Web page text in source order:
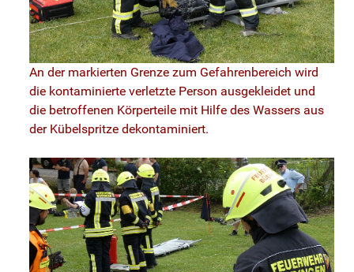
An der markierten Grenze zum Gefahrenbereich wird
die kontaminierte verletzte Person ausgekleidet und
die betroffenen Körperteile mit Hilfe des Wassers aus
der Kübelspritze dekontaminiert.